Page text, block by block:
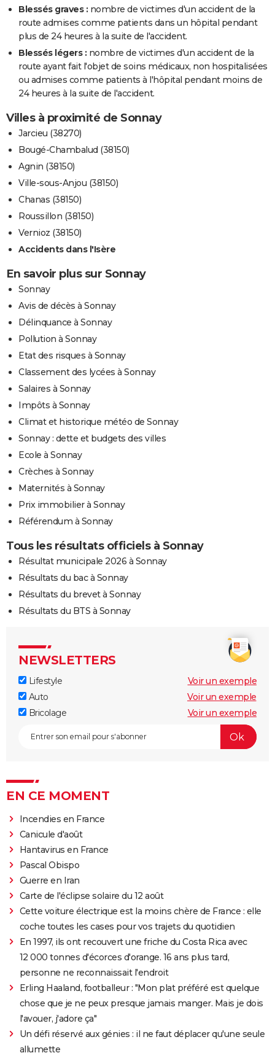
Blessés graves : nombre de victimes d'un accident de la
route admises comme patients dans un hôpital pendant
plus de 24 heures à la suite de l'accident.
Blessés légers : nombre de victimes d'un accident de la
route ayant fait l'objet de soins médicaux, non hospitalisées
ou admises comme patients à l'hôpital pendant moins de
24 heures à la suite de l'accident.
Villes à proximité de Sonnay
Jarcieu (38270)
Bougé-Chambalud (38150)
Agnin (38150)
Ville-sous-Anjou (38150)
Chanas (38150)
Roussillon (38150)
Vernioz (38150)
Accidents dans l'Isère
En savoir plus sur Sonnay
Sonnay
Avis de décès à Sonnay
Délinquance à Sonnay
Pollution à Sonnay
Etat des risques à Sonnay
Classement des lycées à Sonnay
Salaires à Sonnay
Impôts à Sonnay
Climat et historique météo de Sonnay
Sonnay : dette et budgets des villes
Ecole à Sonnay
Crèches à Sonnay
Maternités à Sonnay
Prix immobilier à Sonnay
Référendum à Sonnay
Tous les résultats officiels à Sonnay
Résultat municipale 2026 à Sonnay
Résultats du bac à Sonnay
Résultats du brevet à Sonnay
Résultats du BTS à Sonnay
NEWSLETTERS
Lifestyle
Voir un exemple
Auto
Voir un exemple
Bricolage
Voir un exemple
EN CE MOMENT
Incendies en France
Canicule d'août
Hantavirus en France
Pascal Obispo
Guerre en Iran
Carte de l'éclipse solaire du 12 août
Cette voiture électrique est la moins chère de France : elle
coche toutes les cases pour vos trajets du quotidien
En 1997, ils ont recouvert une friche du Costa Rica avec
12 000 tonnes d'écorces d'orange. 16 ans plus tard,
personne ne reconnaissait l'endroit
Erling Haaland, footballeur : "Mon plat préféré est quelque
chose que je ne peux presque jamais manger. Mais je dois
l'avouer, j'adore ça"
Un défi réservé aux génies : il ne faut déplacer qu'une seule
allumette